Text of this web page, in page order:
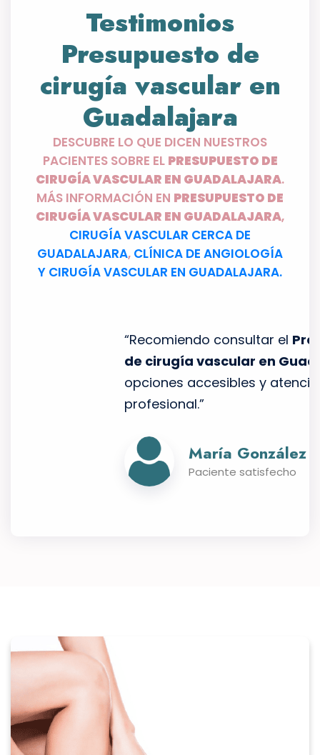
Testimonios
Presupuesto de
cirugía vascular en
Guadalajara
DESCUBRE LO QUE DICEN NUESTROS
PACIENTES SOBRE EL PRESUPUESTO DE
CIRUGÍA VASCULAR EN GUADALAJARA.
MÁS INFORMACIÓN EN PRESUPUESTO DE
CIRUGÍA VASCULAR EN GUADALAJARA,
CIRUGÍA VASCULAR CERCA DE
GUADALAJARA, CLÍNICA DE ANGIOLOGÍA
Y CIRUGÍA VASCULAR EN GUADALAJARA.
“Recomiendo consultar elPresupuesto
de cirugía vascular en Guadalajara,
opciones accesibles y atención
profesional.”
María González
Paciente satisfecho